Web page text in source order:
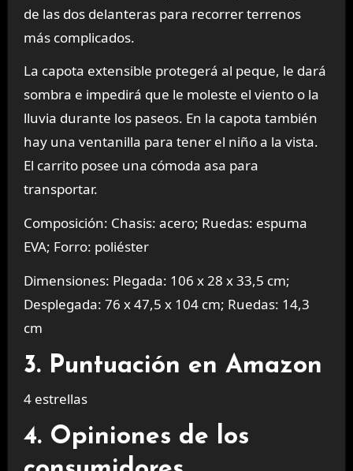
de las dos delanteras para recorrer terrenos
más complicados.
La capota extensible protegerá al peque, le dará
sombra e impedirá que le moleste el viento o la
lluvia durante los paseos. En la capota también
hay una ventanilla para tener el niño a la vista.
El carrito posee una cómoda asa para
transportar.
Composición: Chasis: acero; Ruedas: espuma
EVA; Forro: poliéster
Dimensiones: Plegada: 106 x 28 x 33,5 cm;
Desplegada: 76 x 47,5 x 104 cm; Ruedas: 14,3
cm
3. Puntuación en Amazon
4 estrellas
4. Opiniones de los